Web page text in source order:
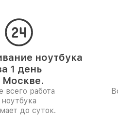
ноутбука
1 день
Москве.
всего работа
ноутбука
до суток.